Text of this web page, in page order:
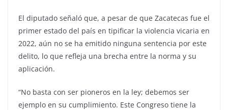
El diputado señaló que, a pesar de que Zacatecas fue el
primer estado del país en tipificar la violencia vicaria en
2022, aún no se ha emitido ninguna sentencia por este
delito, lo que refleja una brecha entre la norma y su
aplicación.
“No basta con ser pioneros en la ley; debemos ser
ejemplo en su cumplimiento. Este Congreso tiene la